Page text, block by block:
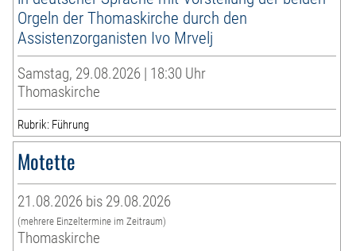
Orgeln der Thomaskirche durch den
Assistenzorganisten Ivo Mrvelj
Samstag, 29.08.2026 | 18:30 Uhr
Thomaskirche
Rubrik: Führung
Motette
21.08.2026 bis 29.08.2026
(mehrere Einzeltermine im Zeitraum)
Thomaskirche